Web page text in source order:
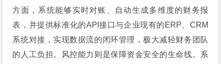
方面，系统能够实时对账、自动生成多维度的财务报
表，并提供标准化的API接口与企业现有的ERP、CRM
系统对接，实现数据流的闭环管理，极大减轻财务团队
的人工负担。风控能力则是保障资金安全的生命线。系